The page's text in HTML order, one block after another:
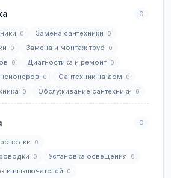
0
0 Замена сантехники 0
0 Замена и монтаж труб 0
0 Диагностика и ремонт 0
0 Сантехник на дом 0
0 Обслуживание сантехники 0
0
0
0 Установка освещения 0
и выключателей 0